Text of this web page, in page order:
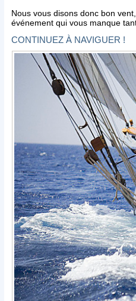
Nous vous disons donc bon
événement qui vous manque
CONTINUEZ À NAVIGUER !